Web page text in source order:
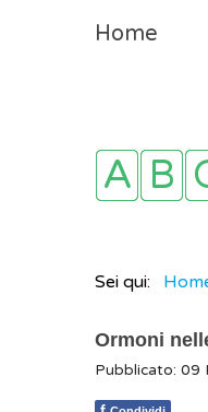
Home
Sei qui:
Ormoni
Pubblicato: 09